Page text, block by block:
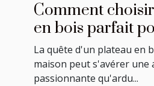
Comment
en bois parfait
maison
La quête d'un plateau en
maison peut s'avérer une
passionnante qu'ardu...